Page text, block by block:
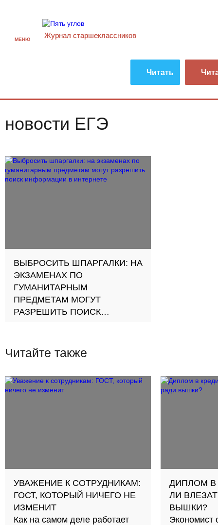
МЕНЮ Журнал старшекласcников
Читать
новости ЕГЭ
ВЫБРОСИТЬ ШПАРГАЛКИ: НА
ЭКЗАМЕНАХ ПО
ГУМАНИТАРНЫМ
ПРЕДМЕТАМ МОГУТ
РАЗРЕШИТЬ ПОИСК
Читайте также
УВАЖЕНИЕ К СОТРУДНИКАМ:
ГОСТ, КОТОРЫЙ НИЧЕГО НЕ
ИЗМЕНИТ
Как на самом деле работает
ДИПЛОМ В
ЛИ
ВЫШКИ?
Экономист